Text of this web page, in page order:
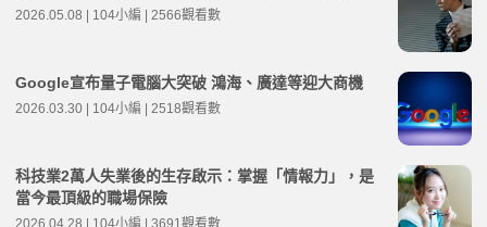
2026.05.08 | 104小編 | 2566觀看數
Google宣布量子電腦大突破 鴻海、廣達等迎大商機
2026.03.30 | 104小編 | 2518觀看數
科技業2萬人失業後的生存啟示：掌握「情報力」，是
當今最頂級的職場保險